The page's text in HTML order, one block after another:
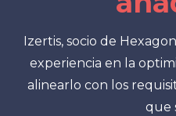
Izertis, socio de
experiencia en la
alinearlo con los
que